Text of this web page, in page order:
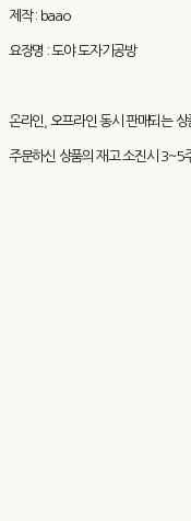
제작 : baao
요장명 : 도야 도자기공방
온라인, 오프라인 동시 판매되는
주문하신 상품의 재고 소진시 3~5